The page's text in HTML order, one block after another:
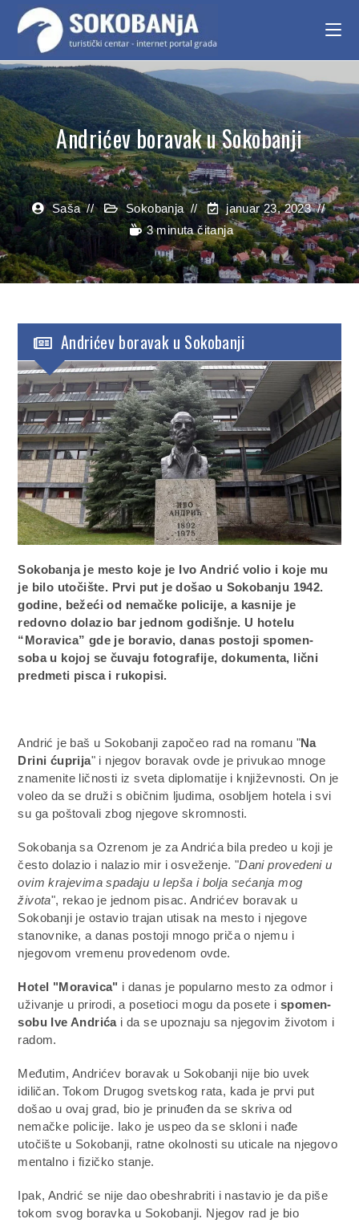
Andrićev boravak u Sokobanji
Saša Sokobanja
januar 23, 2023
3 minuta čitanja
Andrićev boravak u Sokobanji
Sokobanja je mesto koje je Ivo Andrić volio i koje mu
je bilo utočište. Prvi put je došao u Sokobanju 1942.
godine, bežeći od nemačke policije, a kasnije je
redovno dolazio bar jednom godišnje. U hotelu
“Moravica” gde je boravio, danas postoji spomen-
soba u kojoj se čuvaju fotografije, dokumenta, lični
predmeti pisca i rukopisi.
Andrić je baš u Sokobanji započeo rad na romanu "Na
Drini ćuprija" i njegov boravak ovde je privukao mnoge
znamenite ličnosti iz sveta diplomatije i književnosti. On je
voleo da se druži s običnim ljudima, osobljem hotela i svi
su ga poštovali zbog njegove skromnosti.
Sokobanja sa Ozrenom je za Andrića bila predeo u koji je
često dolazio i nalazio mir i osveženje. "Dani provedeni u
ovim krajevima spadaju u lepša i bolja sećanja mog
života", rekao je jednom pisac. Andrićev boravak u
Sokobanji je ostavio trajan utisak na mesto i njegove
stanovnike, a danas postoji mnogo priča o njemu i
njegovom vremenu provedenom ovde.
Hotel "Moravica" i danas je popularno mesto za odmor i
uživanje u prirodi, a posetioci mogu da posete ispomen-
sobu Ive Andrićai da se upoznaju sa njegovim životom i
radom.
Međutim, Andrićev boravak u Sokobanji nije bio uvek
idiličan. Tokom Drugog svetskog rata, kada je prvi put
došao u ovaj grad, bio je prinuđen da se skriva od
nemačke policije. Iako je uspeo da se skloni i nađe
utočište u Sokobanji, ratne okolnosti su uticale na njegovo
mentalno i fizičko stanje.
Ipak, Andrić se nije dao obeshrabriti i nastavio je da piše
tokom svog boravka u Sokobanji. Njegov rad je bio